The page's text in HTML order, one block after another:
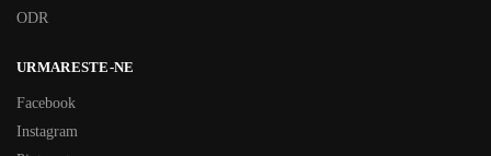
ODR
URMARESTE-NE
Facebook
Instagram